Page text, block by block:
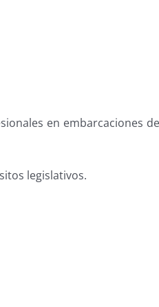
en embarcaciones de
legislativos.